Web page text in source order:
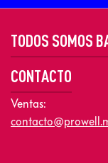
TODOS SOMOS
CONTACTO
Ventas: